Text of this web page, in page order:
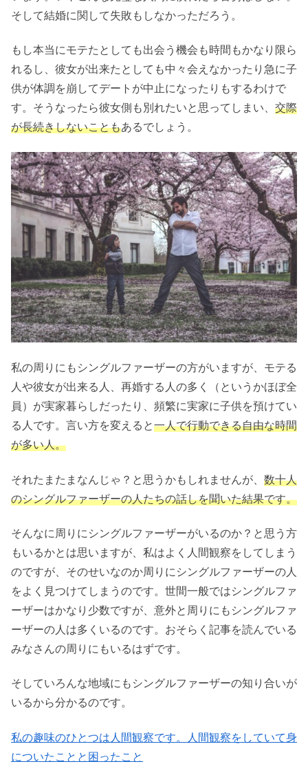
そして結婚に関して失敗もしなかっただろう。
もし本当にモテたとしても出会う機会も時間もかなり限ら
れるし、彼女が出来たとしても中々会えなかったり急に子
供が体調を崩してデートが中止になったりもするわけで
す。そうなったら彼女側も別れたいと思ってしまい、 交際
が長続きしないこともあるでしょう。
私の周りにもシングルファーザーの方がいますが、モテる
人や彼女が出来る人、再婚する人の多く（というかほぼ全
員）が実家暮らしだったり、頻繁に実家に子供を預けてい
る人です。言い方を変えると一人で行動できる自由な時間
が多い人。
それたまたまなんじゃ？と思うかもしれませんが、 数十人
のシングルファーザーの人たちの話しを聞いた結果です。
そんなに周りにシングルファーザーがいるのか？と思う方
もいるかとは思いますが、私はよく人間観察をしてしまう
のですが、そのせいなのか周りにシングルファーザーの人
をよく見つけてしまうのです。世間一般ではシングルファ
ーザーはかなり少数ですが、意外と周りにもシングルファ
ーザーの人は多くいるのです。おそらく記事を読んでいる
みなさんの周りにもいるはずです。
そしていろんな地域にもシングルファーザーの知り合いが
いるから分かるのです。
私の趣味のひとつは人間観察です。人間観察をしていて身
についたことと困ったこと